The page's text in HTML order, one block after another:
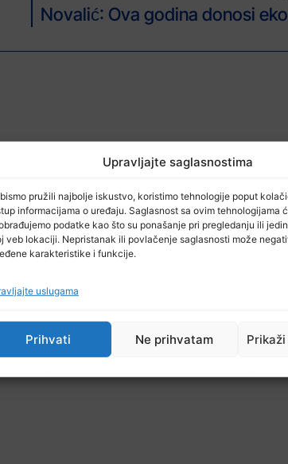
Upravljajte saglasnostima
pružili najbolje iskustvo, koristimo tehnologije poput
informacijama o uređaju. Saglasnost sa ovim tehnologijama
podatke kao što su ponašanje pri pregledanju ili
veb lokaciji. Nepristanak ili povlačenje saglasnosti može
karakteristike i funkcije.
uslugama
Prihvati Ne prihvatam